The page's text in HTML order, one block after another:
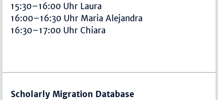
15:30–16:00 Uhr Laura
16:00–16:30 Uhr Maria Alejandra
16:30–17:00 Uhr Chiara
Scholarly Migration Database